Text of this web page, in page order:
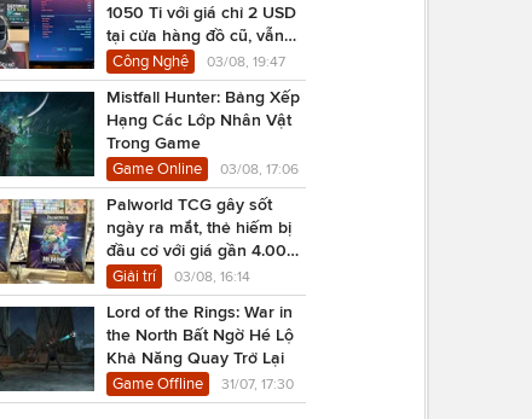
1050 Ti với giá chỉ 2 USD
tại cửa hàng đồ cũ, vẫn
chạy Cyberpunk 2077
Công Nghệ 03/08, 19:47
Mistfall Hunter: Bảng Xếp
Hạng Các Lớp Nhân Vật
Trong Game
Game Online 03/08, 17:06
Palworld TCG gây sốt
ngày ra mắt, thẻ hiếm bị
đầu cơ với giá gần 4.000
USD
Giải trí 03/08, 16:14
Lord of the Rings: War in
the North Bất Ngờ Hé Lộ
Khả Năng Quay Trở Lại
Game Offline 31/07, 17:30